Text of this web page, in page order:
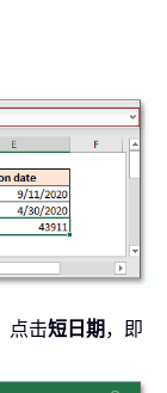
点击短日期，即